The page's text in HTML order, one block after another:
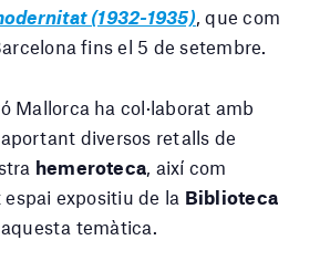
(1932-1935), que com
fins el 5 de setembre.
Mallorca ha col·laborat amb
diversos retalls de
hemeroteca, així com
expositiu de la Biblioteca
temàtica.